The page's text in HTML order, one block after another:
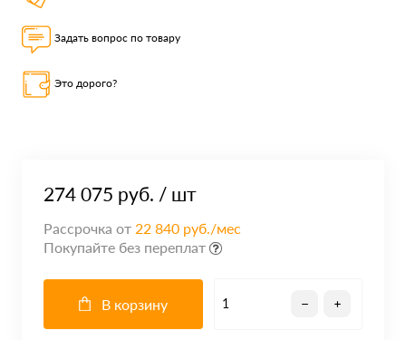
Задать вопрос по товару
Это дорого?
274 075 руб. / шт
Рассрочка от 22 840 руб./мес
Покупайте без переплат
В корзину